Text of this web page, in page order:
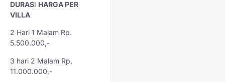
DURASI HARGA PER
VILLA
2 Hari 1 Malam Rp.
5.500.000,-
3 hari 2 Malam Rp.
11.000.000,-